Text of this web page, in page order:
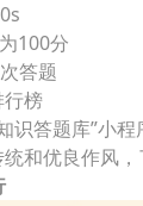
100分
答题
榜
答题库”小
和优良作风，